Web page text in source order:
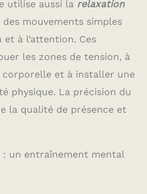
utilise aussi la relaxation
des mouvements simples
à l’attention. Ces
les zones de tension, à
et à installer une
physique. La précision du
la qualité de présence et
: un entraînement mental